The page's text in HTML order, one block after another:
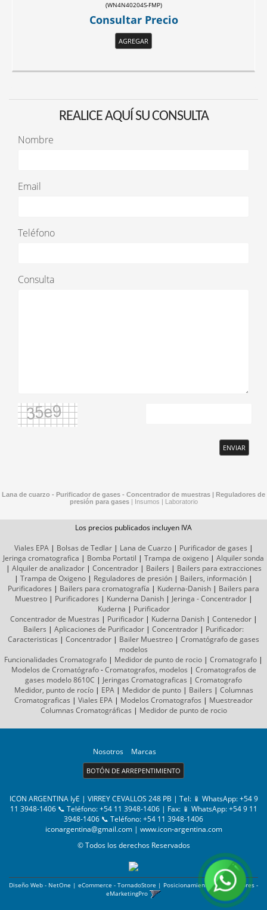
(WN4N40204S-FMP)
Consultar Precio
AGREGAR
REALICE AQUÍ SU CONSULTA
Nombre
Email
Teléfono
Consulta
ENVIAR
Lana de cuarzo - Purificador de gases - Concentrador de muestras | Reguladores de
presión para gases| Insumos | Laboratorio
Los precios publicados incluyen IVA
Viales EPA| Bolsas de Tedlar| Lana de Cuarzo| Purificador de gases |
Jeringa cromatografica | Bomba Portatil | Trampa de oxigeno | Alquiler sonda
| Alquiler de analizador| Concentrador| Bailers | Bailers para extracciones
| Trampa de Oxigeno | Reguladores de presión | Bailers, información |
Purificadores | Bailers para cromatografía | Kuderna-Danish | Bailers para
Muestreo| Purificadores | Kunderna Danish| Jeringa - Concentrador|
Kuderna | Purificador
Concentrador de Muestras | Purificador| Kuderna Danish| Contenedor|
Bailers | Aplicaciones de Purificador | Concentrador | Purificador:
Caracteristicas | Concentrador | Bailer Muestreo | Cromatógrafode gases
modelos
Funcionalidades Cromatografo | Medidor de punto de rocio | Cromatografo |
Modelos de Cromatógrafo-Cromatografos, modelos | Cromatografos de
gases modelo 8610C | Jeringas Cromatograficas | Cromatografo
Medidor, punto de rocío| EPA| Medidor de punto| Bailers | Columnas
Cromatograficas | Viales EPA | Modelos Cromatografos | Muestreador
Columnas Cromatográficas | Medidor de punto de rocio
Nosotros Marcas
BOTÓN DE ARREPENTIMIENTO
ICON ARGENTINA IyE | VIRREY CEVALLOS 248 PB | Tel: 📱 WhatsApp: +54 9
11 3948-1406 📞 Teléfono: +54 11 3948-1406| Fax: 📱 WhatsApp: +54 9 11
3948-1406 📞 Teléfono: +54 11 3948-1406
iconargentina@gmail.com| www.icon-argentina.com
© Todos los derechos Reservados
Diseño Web - NetOne | eCommerce - TornadoStore | Posicionamiento en Buscadores -
eMarketingPro